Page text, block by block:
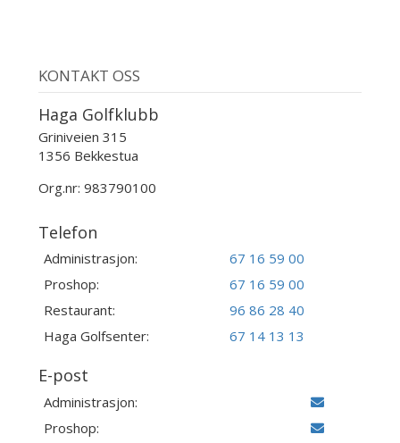
KONTAKT OSS
Haga Golfklubb
Griniveien 315
1356 Bekkestua
Org.nr: 983790100
Telefon
Administrasjon:
67 16 59 00
Proshop:
67 16 59 00
Restaurant:
96 86 28 40
Haga Golfsenter:
67 14 13 13
E-post
Administrasjon:
Proshop: